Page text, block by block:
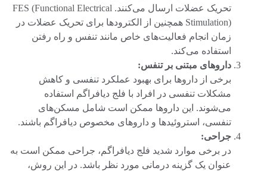
تحریک عضلات ارسال می‌کنند. FES (Functional Electrical
Stimulation) همچنین از الکترودها برای تحریک عضلات در
زمان انجام فعالیت‌های خاص مانند تنفس و راه رفتن
استفاده می‌کند.
داروهای مبتنی بر تنفس:
برخی از داروها برای بهبود عملکرد تنفسی و کاهش
مشکلات تنفسی در افراد با فلج دیافراگم استفاده
می‌شوند. این داروها ممکن است شامل مسکن‌های
تنفسی، استروئیدها و داروهای مخصوص دیافراگم باشند.
جراحی:
در برخی موارد شدید فلج دیافراگم، جراحی ممکن است به
عنوان یک گزینه درمانی مورد نظر باشد. در این روش،